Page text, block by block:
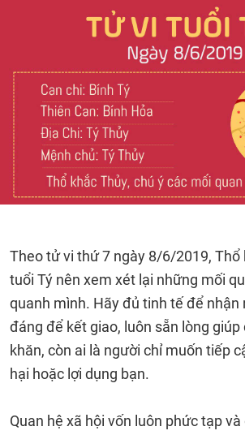
Theo tử vi thứ 7 ngày 8/6/2019, Thổ
tuổi Tý nên xem xét lại những mối
quanh mình. Hãy đủ tinh tế để nhận
đáng để kết giao, luôn sẵn lòng giúp
khăn, còn ai là người chỉ muốn tiếp
hại hoặc lợi dụng bạn.
Quan hệ xã hội vốn luôn phức tạp